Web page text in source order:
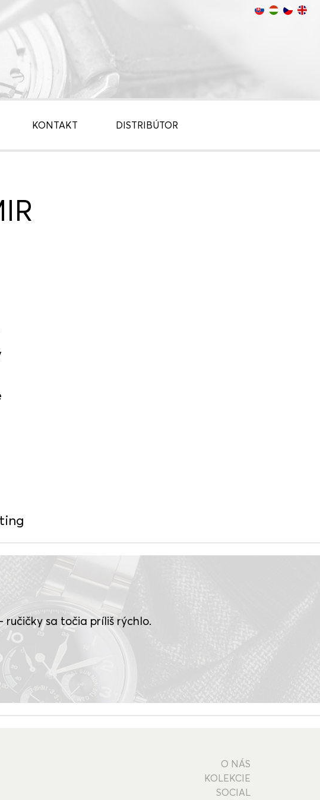
KONTAKT DISTRIBÚTOR
sa točia príliš rýchlo.
O NÁS
KOLEKCIE
SOCIAL